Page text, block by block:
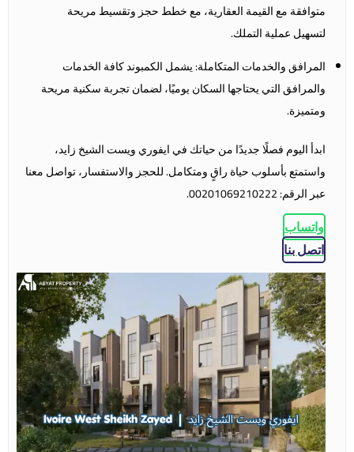
متوافقة مع القيمة العقارية، مع خطط حجز وتقسيط مريحة
لتسهيل عملية التملك.
المرافق والخدمات المتكاملة: يشمل الكمبوند كافة الخدمات
والمرافق التي يحتاجها السكان يوميًا، لضمان تجربة سكنية مريحة
ومتميزة.
ابدأ اليوم فصلًا جديدًا من حياتك فيايفوري ويست الشيخ زايد،
واستمتع بأسلوب حياة راقٍ ومتكامل. للحجز والاستفسار، تواصل معنا
عبر الرقم: 00201069210222.
واتساب
اتصل بنا